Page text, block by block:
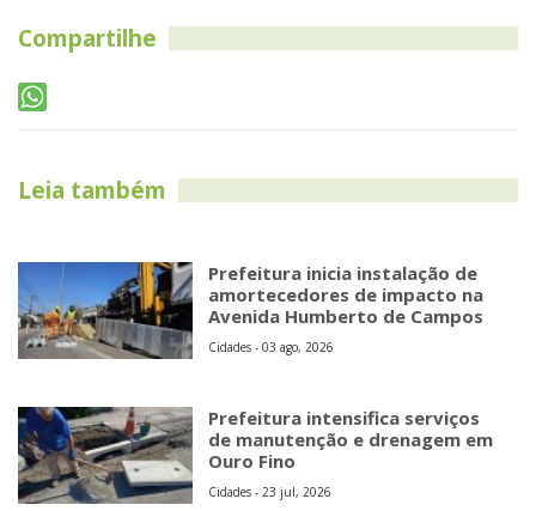
Compartilhe
Leia também
Prefeitura inicia instalação de
amortecedores de impacto na
Avenida Humberto de Campos
Cidades - 03 ago, 2026
Prefeitura intensifica serviços
de manutenção e drenagem em
Ouro Fino
Cidades - 23 jul, 2026